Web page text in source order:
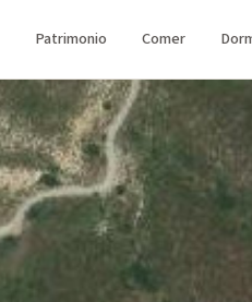
Patrimonio Comer